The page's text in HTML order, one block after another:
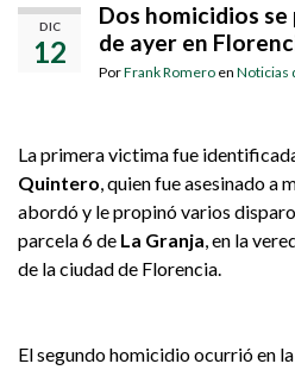
DIC
12
Dos homicidios
de ayer en
PorFrank Romero en Noticias
La primera victima fue
Quintero, quien fue asesinado a
abordó y le propinó varios
parcela 6 de La Granja, en la
de la ciudad de Florencia.
El segundo homicidio ocurrió en